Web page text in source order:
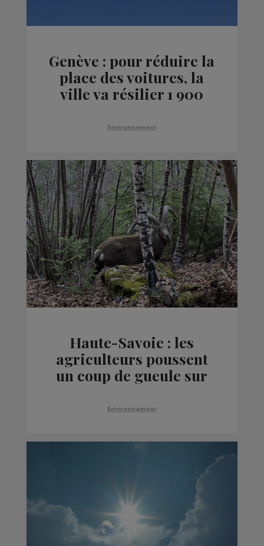
Genève : pour réduire la
place des voitures, la
ville va résilier 1 900
Environnement
Haute-Savoie : les
agriculteurs poussent
un coup de gueule sur
Environnement